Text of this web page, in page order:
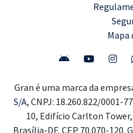
Mapa
Gran é uma marca da
S/A, CNPJ: 18.260.822/0001-
10, Edifício Carlton Tower,
Brasília-DF, CEP 70.070-120.